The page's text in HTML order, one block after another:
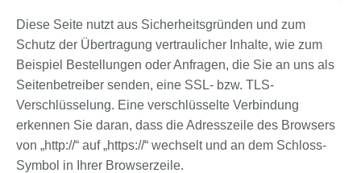
Diese Seite nutzt aus Sicherheitsgründen und zum
Schutz der Übertragung vertraulicher Inhalte, wie zum
Beispiel Bestellungen oder Anfragen, die Sie an uns als
Seitenbetreiber senden, eine SSL- bzw. TLS-
Verschlüsselung. Eine verschlüsselte Verbindung
erkennen Sie daran, dass die Adresszeile des Browsers
von „http://“ auf „https://“ wechselt und an dem Schloss-
Symbol in Ihrer Browserzeile.